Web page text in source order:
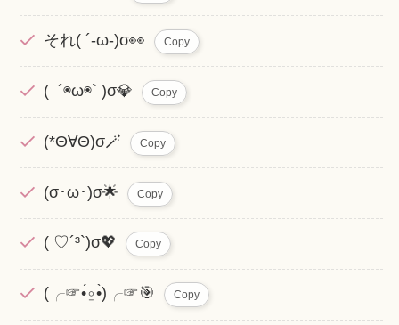
それ( ´-ω-)σ👀 Copy
( ´◉ω◉` )σ💎 Copy
(*Θ∀Θ)σ🪄 Copy
(σ･ω･)σ🌟 Copy
( ♡´³`)σ💖 Copy
(╭☞•́⍛•̀)╭☞🎯 Copy